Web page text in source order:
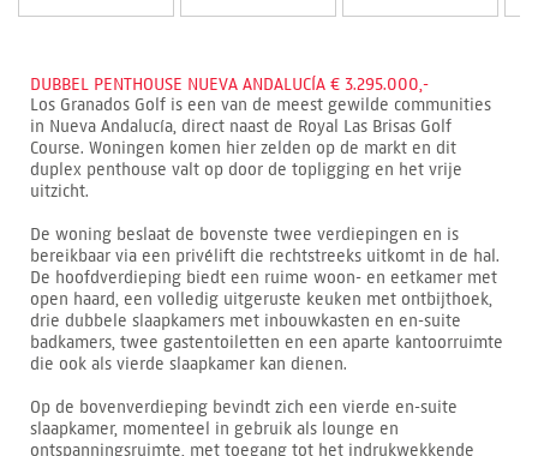
DUBBEL PENTHOUSE NUEVA ANDALUCÍA € 3.295.000,-
Los Granados Golf is een van de meest gewilde communities
in Nueva Andalucía, direct naast de Royal Las Brisas Golf
Course. Woningen komen hier zelden op de markt en dit
duplex penthouse valt op door de topligging en het vrije
uitzicht.
De woning beslaat de bovenste twee verdiepingen en is
bereikbaar via een privélift die rechtstreeks uitkomt in de hal.
De hoofdverdieping biedt een ruime woon- en eetkamer met
open haard, een volledig uitgeruste keuken met ontbijthoek,
drie dubbele slaapkamers met inbouwkasten en en-suite
badkamers, twee gastentoiletten en een aparte kantoorruimte
die ook als vierde slaapkamer kan dienen.
Op de bovenverdieping bevindt zich een vierde en-suite
slaapkamer, momenteel in gebruik als lounge en
ontspanningsruimte, met toegang tot het indrukwekkende